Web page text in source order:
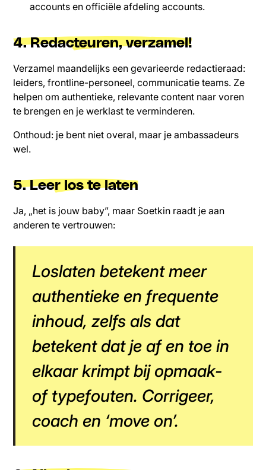
accounts en officiële afdeling accounts.
4. Redacteuren, verzamel!
Verzamel maandelijks een gevarieerde redactieraad:
leiders, frontline-personeel, communicatie teams. Ze
helpen om authentieke, relevante content naar voren
te brengen en je werklast te verminderen.
Onthoud: je bent niet overal, maar je ambassadeurs
wel.
5. Leer los te laten
Ja, „het is jouw baby”, maar Soetkin raadt je aan
anderen te vertrouwen:
Loslaten betekent meer
authentieke en frequente
inhoud, zelfs als dat
betekent dat je af en toe in
elkaar krimpt bij opmaak-
of typefouten. Corrigeer,
coach en ‘move on’.